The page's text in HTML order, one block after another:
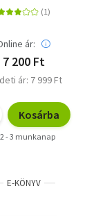
ár:
7 200 Ft
ár: 7 999 Ft
Kosárba
2 - 3 munkanap
E-KÖNYV